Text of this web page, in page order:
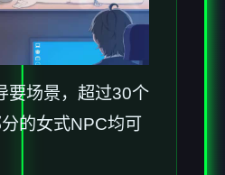
要场景，超过30个
的女式NPC均可